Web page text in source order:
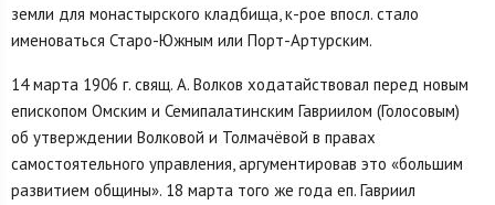
земли для монастырского кладбища, к-рое впосл. стало
именоваться Старо-Южным или Порт-Артурским.
14 марта 1906 г. свящ. А. Волков ходатайствовал перед новым
епископом Омским и Семипалатинским Гавриилом (Голосовым)
об утверждении Волковой и Толмачёвой в правах
самостоятельного управления, аргументировав это «большим
развитием общины». 18 марта того же года еп. Гавриил